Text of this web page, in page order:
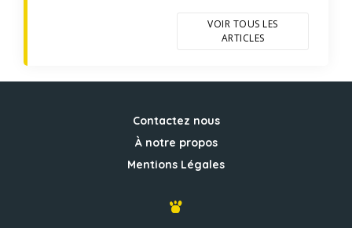
VOIR TOUS LES
ARTICLES
Contactez nous
À notre propos
Mentions Légales